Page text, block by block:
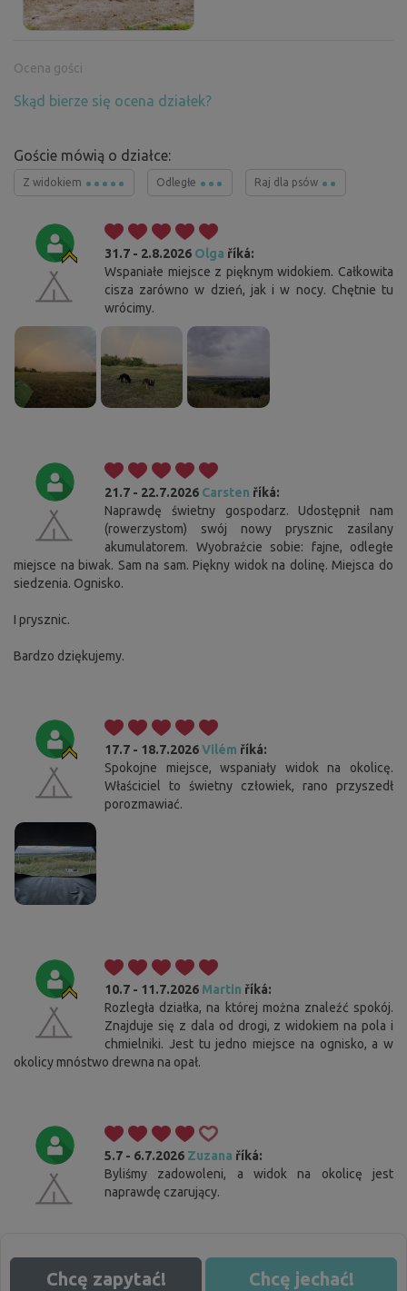
Ocena gości
Skąd bierze się ocena działek?
Goście mówią o działce:
Z widokiem Odległe Raj dla psów
31.7 - 2.8.2026 Olga říká:
Wspaniałe miejsce z pięknym widokiem. Całkowita
cisza zarówno w dzień, jak i w nocy. Chętnie tu
wrócimy.
21.7 - 22.7.2026 Carsten říká:
Naprawdę świetny gospodarz. Udostępnił nam
(rowerzystom) swój nowy prysznic zasilany
akumulatorem. Wyobraźcie sobie: fajne, odległe
miejsce na biwak. Sam na sam. Piękny widok na dolinę. Miejsca do
siedzenia. Ognisko.
I prysznic.
Bardzo dziękujemy.
17.7 - 18.7.2026Vilém říká:
Spokojne miejsce, wspaniały widok na okolicę.
Właściciel to świetny człowiek, rano przyszedł
porozmawiać.
10.7 - 11.7.2026 Martin říká:
Rozległa działka, na której można znaleźć spokój.
Znajduje się z dala od drogi, z widokiem na pola i
chmielniki. Jest tu jedno miejsce na ognisko, a w
okolicy mnóstwo drewna na opał.
5.7 - 6.7.2026 Zuzana říká:
Byliśmy zadowoleni, a widok na okolicę jest
naprawdę czarujący.
Chcę zapytać! Chcę jechać!